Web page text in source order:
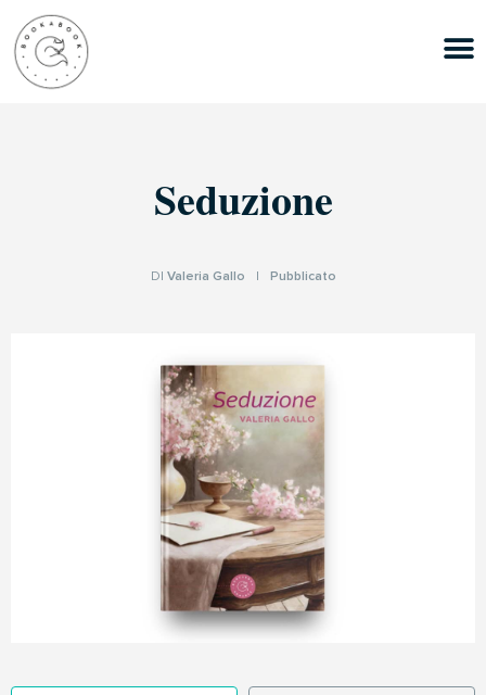
Seduzione
DI Valeria Gallo Pubblicato